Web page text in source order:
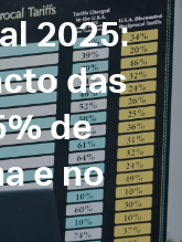
2025:
das
de
e no